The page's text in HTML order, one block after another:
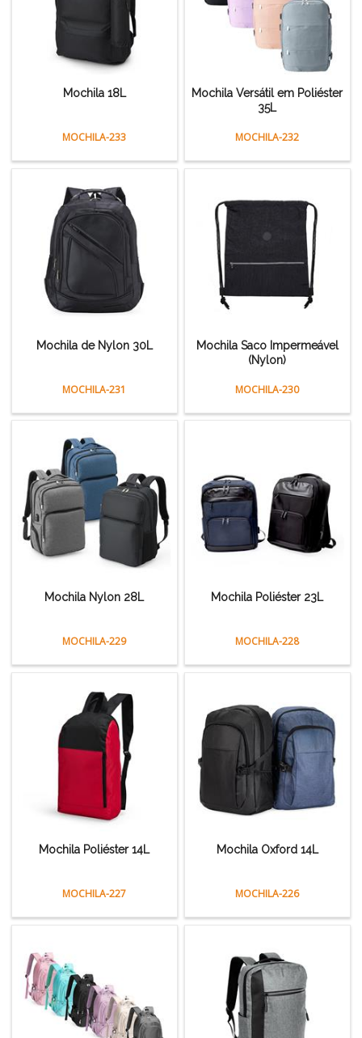
Mochila 18L
MOCHILA-233
Mochila Versátil em Poliéster
35L
MOCHILA-232
Mochila de Nylon 30L
MOCHILA-231
Mochila Saco Impermeável
(Nylon)
MOCHILA-230
Mochila Nylon 28L
MOCHILA-229
Mochila Poliéster 23L
MOCHILA-228
Mochila Poliéster 14L
MOCHILA-227
Mochila Oxford 14L
MOCHILA-226